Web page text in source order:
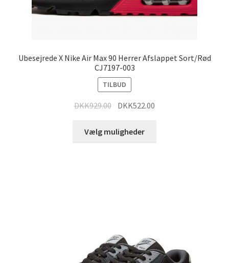
Ubesejrede X Nike Air Max 90 Herrer Afslappet Sort/Rød
CJ7197-003
TILBUD
DKK929.00 DKK522.00
Vælg muligheder